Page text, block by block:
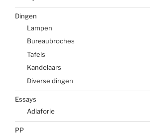
Dingen
Lampen
Bureaubroches
Tafels
Kandelaars
Diverse dingen
Essays
Adiaforie
PP